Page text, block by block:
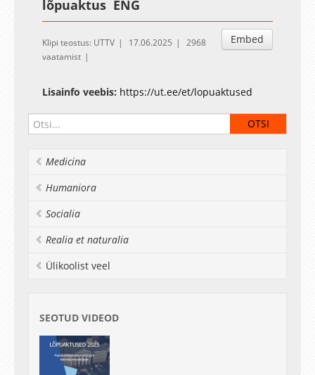
lõpuaktus ENG
Embed
Klipi teostus: UTTV 17.06.2025
2968
vaatamist
Lisainfo veebis: https://ut.ee/et/lopuaktused
Medicina
Humaniora
Socialia
Realia et naturalia
Ülikoolist veel
SEOTUD VIDEOD